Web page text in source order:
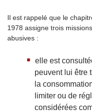
Il est rappelé que le
1978 assigne trois
abusives :
elle est
peuvent lui être
la
limiter ou de
considérées